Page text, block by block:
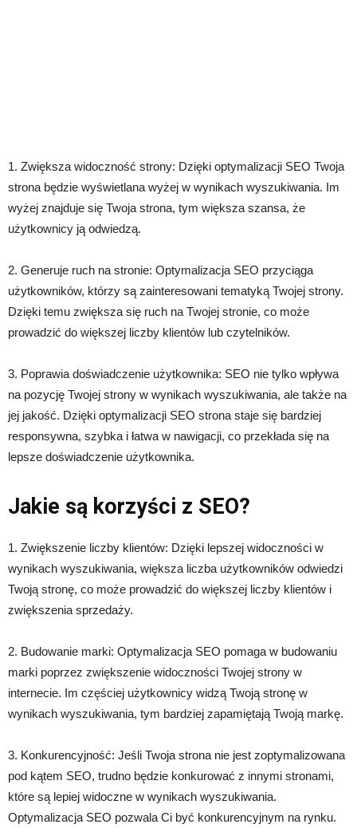
1. Zwiększa widoczność strony: Dzięki optymalizacji SEO Twoja
strona będzie wyświetlana wyżej w wynikach wyszukiwania. Im
wyżej znajduje się Twoja strona, tym większa szansa, że
użytkownicy ją odwiedzą.
2. Generuje ruch na stronie: Optymalizacja SEO przyciąga
użytkowników, którzy są zainteresowani tematyką Twojej strony.
Dzięki temu zwiększa się ruch na Twojej stronie, co może
prowadzić do większej liczby klientów lub czytelników.
3. Poprawia doświadczenie użytkownika: SEO nie tylko wpływa
na pozycję Twojej strony w wynikach wyszukiwania, ale także na
jej jakość. Dzięki optymalizacji SEO strona staje się bardziej
responsywna, szybka i łatwa w nawigacji, co przekłada się na
lepsze doświadczenie użytkownika.
Jakie są korzyści z SEO?
1. Zwiększenie liczby klientów: Dzięki lepszej widoczności w
wynikach wyszukiwania, większa liczba użytkowników odwiedzi
Twoją stronę, co może prowadzić do większej liczby klientów i
zwiększenia sprzedaży.
2. Budowanie marki: Optymalizacja SEO pomaga w budowaniu
marki poprzez zwiększenie widoczności Twojej strony w
internecie. Im częściej użytkownicy widzą Twoją stronę w
wynikach wyszukiwania, tym bardziej zapamiętają Twoją markę.
3. Konkurencyjność: Jeśli Twoja strona nie jest zoptymalizowana
pod kątem SEO, trudno będzie konkurować z innymi stronami,
które są lepiej widoczne w wynikach wyszukiwania.
Optymalizacja SEO pozwala Ci być konkurencyjnym na rynku.